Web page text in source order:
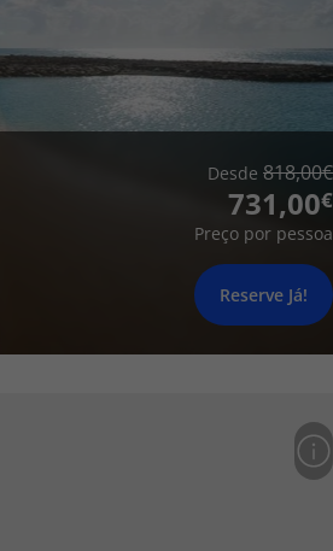
Desde 818,00
731,00
Preço por pessoa
Reserve Já!